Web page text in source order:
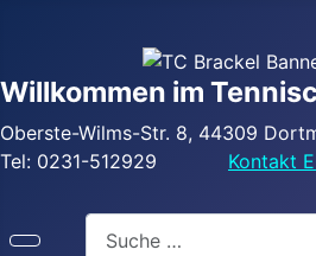
Willkommen im
Oberste-Wilms-Str. 8, 44309
Tel: 0231-512929
Kontakt